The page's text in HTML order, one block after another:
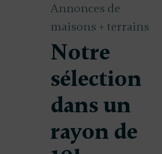
Annonces de
maisons + terrains
Notre
sélection
dans un
rayon de
construire à
Libourne (33500)
333 200 €